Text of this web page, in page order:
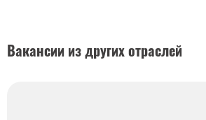
Вакансии из других отраслей